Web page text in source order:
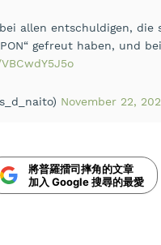
allen entschuldigen, die
gefreut haben, und
November 22,
將普羅擂司摔角的文章
加入 Google 搜尋的最愛